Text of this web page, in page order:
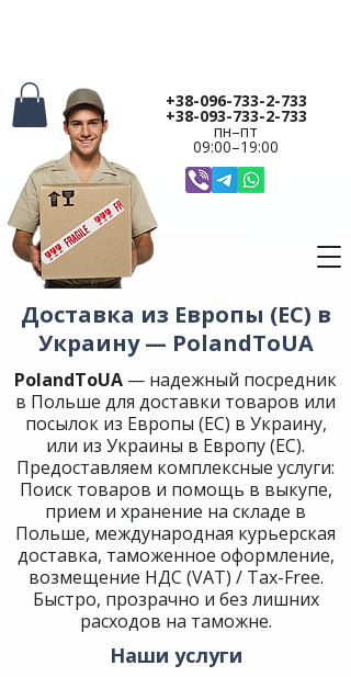
+38-096-733-2-733
+38-093-733-2-733
пн–пт​
09:00–19:00
Доставка из Европы (ЕС) в
Украину — PolandToUA
PolandToUA — надежный посредник
в Польше для доставки товаров или
посылок из Европы (ЕС) в Украину,
или из Украины в Европу (ЕС).
Предоставляем комплексные услуги:
Поиск товаров и помощь в выкупе,
прием и хранение на складе в
Польше, международная курьерская
доставка, таможенное оформление,
возмещение НДС (VAT) / Tax-Free.
Быстро, прозрачно и без лишних
расходов на таможне.
Наши услуги